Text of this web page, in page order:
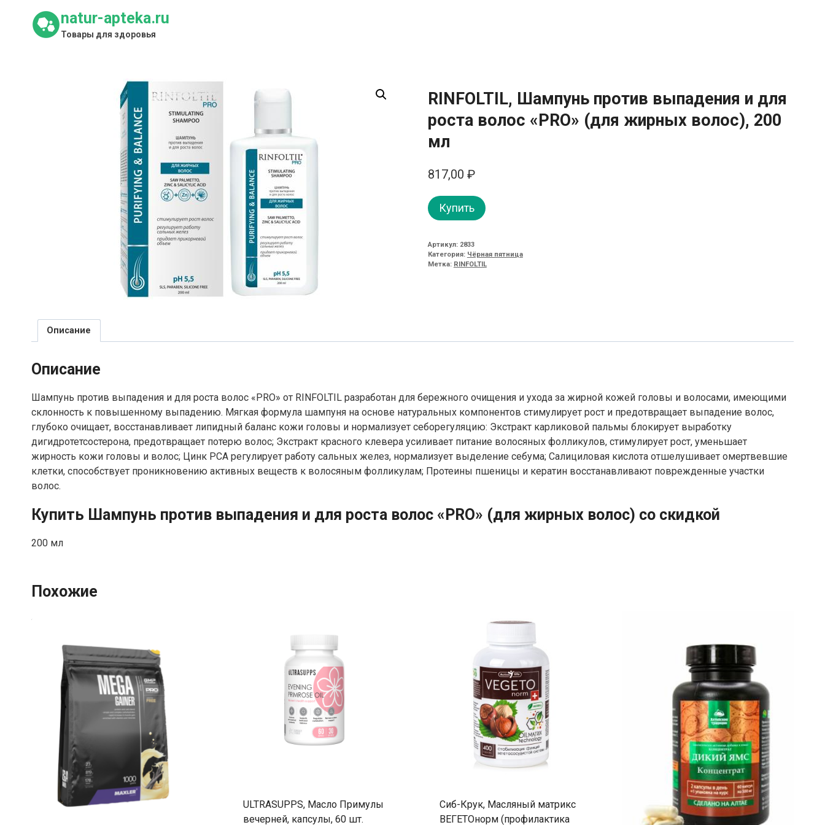
содержимому
natur-apteka.ru
Товары для здоровья
RINFOLTIL, Шампунь против выпадения и для
роста волос «PRO» (для жирных волос), 200
мл
817,00 ₽
Купить
Артикул: 2833
Категория: Чёрная пятница
Метка: RINFOLTIL
Описание
Описание
Шампунь против выпадения и для роста волос «PRO» от RINFOLTIL разработан для бережного очищения и ухода за жирной кожей головы и волосами, имеющими
склонность к повышенному выпадению. Мягкая формула шампуня на основе натуральных компонентов стимулирует рост и предотвращает выпадение волос,
глубоко очищает, восстанавливает липидный баланс кожи головы и нормализует себорегуляцию: Экстракт карликовой пальмы блокирует выработку
дигидротетсостерона, предотвращает потерю волос; Экстракт красного клевера усиливает питание волосяных фолликулов, стимулирует рост, уменьшает
жирность кожи головы и волос; Цинк РСА регулирует работу сальных желез, нормализует выделение себума; Салициловая кислота отшелушивает омертвевшие
клетки, способствует проникновению активных веществ к волосяным фолликулам; Протеины пшеницы и кератин восстанавливают поврежденные участки
волос.
Купить Шампунь против выпадения и для роста волос «PRO» (для жирных волос) со скидкой
200 мл
Похожие
ULTRASUPPS, Масло Примулы
вечерней, капсулы, 60 шт.
Сиб-Крук, Масляный матрикc
ВЕГЕТОнорм (профилактика